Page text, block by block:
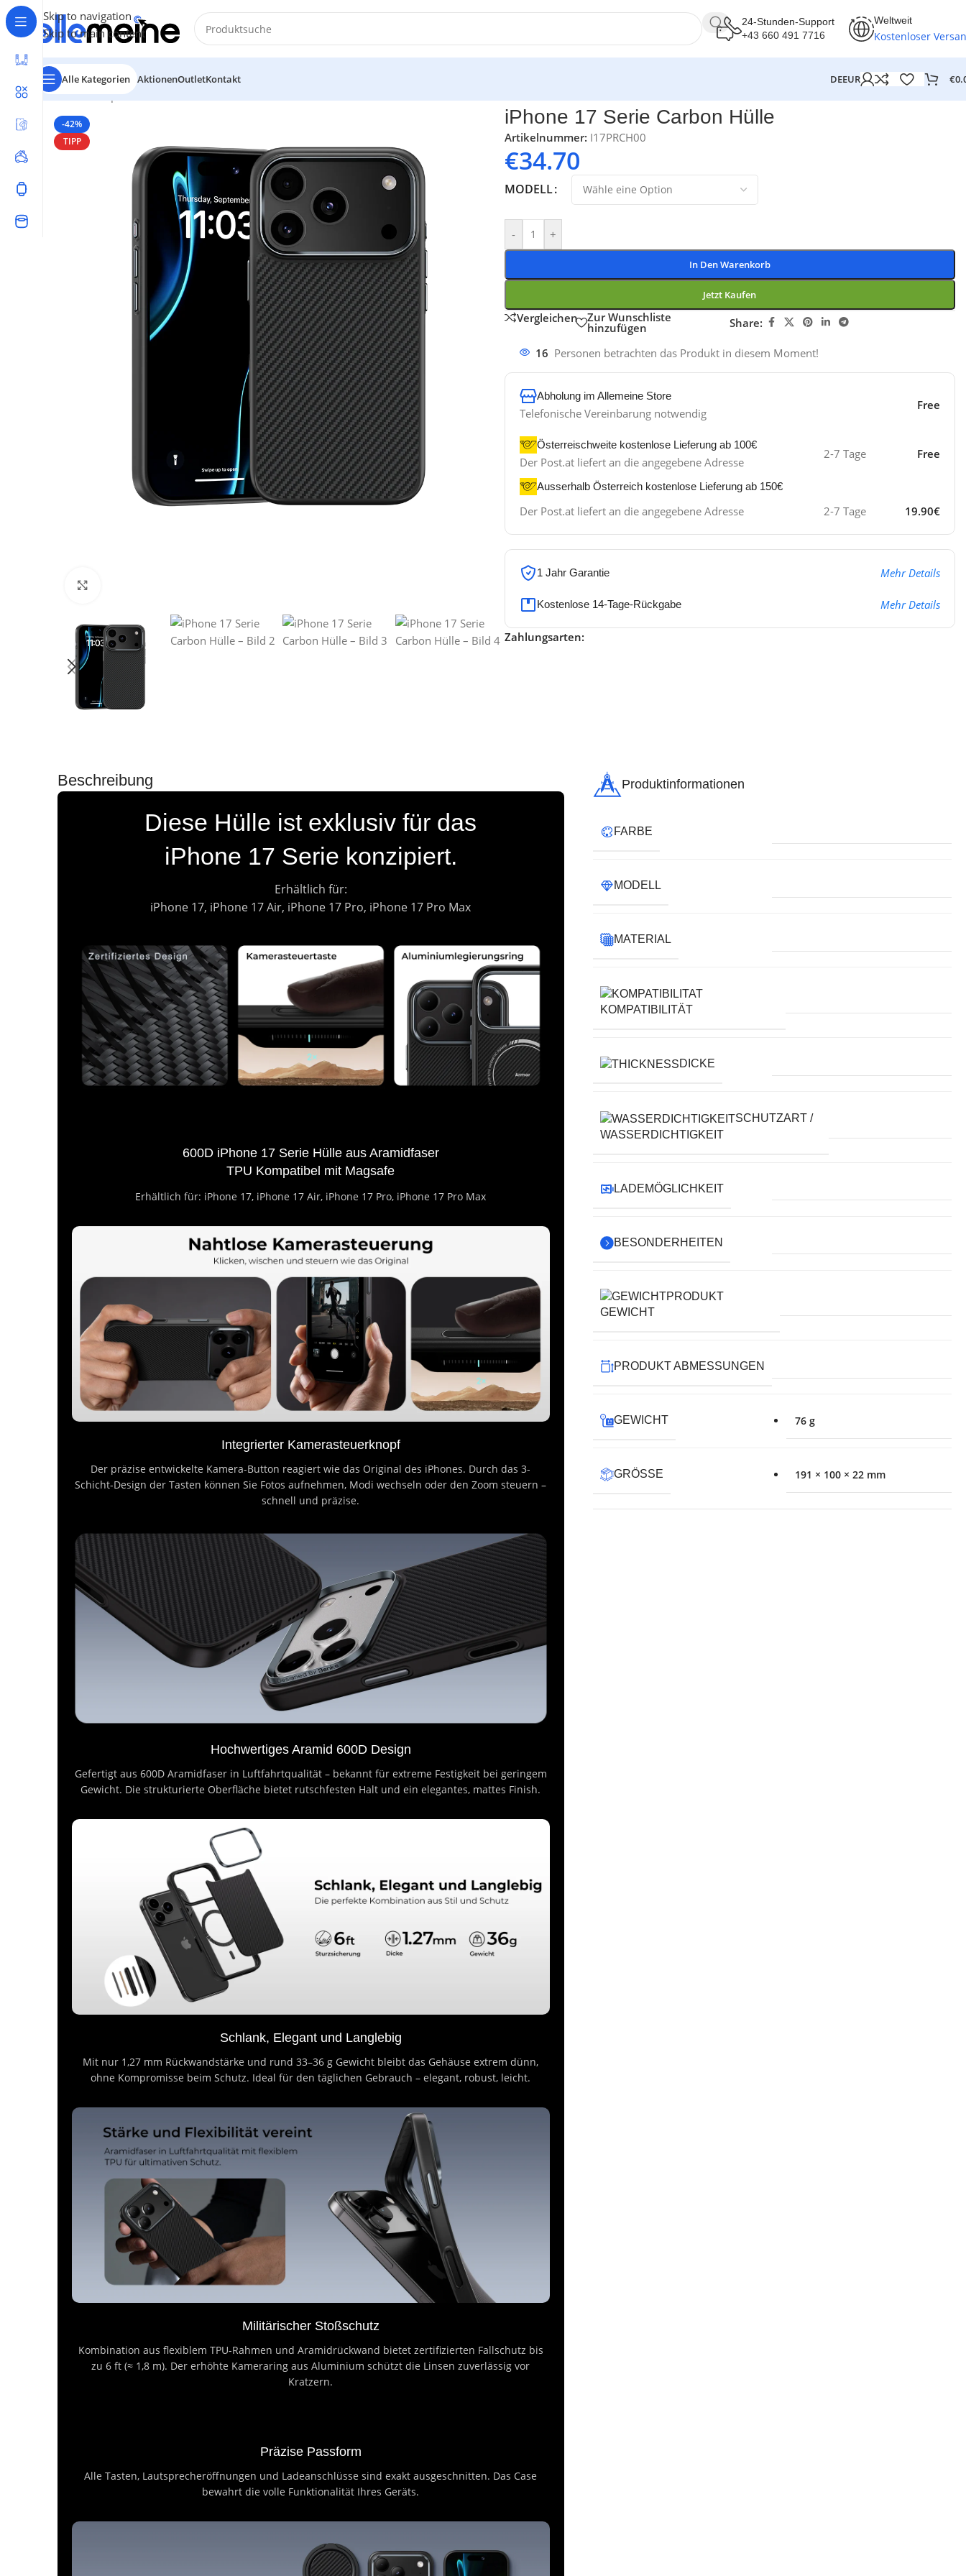
Skip to navigation
Skip to main content
24-Stunden-Support
+43 660 491 7716
Weltweit
Kostenloser
Alle Kategorien AktionenOutletKontakt DEEUR €
Start/Smartphones & Audio
-42%
TIPP
iPhone 17 Serie Carbon Hülle
Artikelnummer: I17PRCH00
€34.70
MODELL
- +
In Den Warenkorb
Jetzt Kaufen
Vergleichen Zur Wunschliste
hinzufügen Share:
16 Personen betrachten das Produkt in diesem Moment!
Abholung im Allemeine Store
Telefonische Vereinbarung notwendig
Free
Österreischweite kostenlose Lieferung ab 100€
Der Post.at liefert an die angegebene Adresse
2-7 Tage Free
Ausserhalb Österreich kostenlose Lieferung ab 150€
Der Post.at liefert an die angegebene Adresse 2-7 Tage 19.90€
1 Jahr Garantie Mehr Details
Kostenlose 14-Tage-Rückgabe Mehr Details
Zahlungsarten:
Beschreibung
Diese Hülle ist exklusiv für das
iPhone 17 Serie konzipiert.
Erhältlich für:
iPhone 17, iPhone 17 Air, iPhone 17 Pro, iPhone 17 Pro Max
600D iPhone 17 Serie Hülle aus Aramidfaser
TPU Kompatibel mit Magsafe
Erhältlich für: iPhone 17, iPhone 17 Air, iPhone 17 Pro, iPhone 17 Pro Max
Integrierter Kamerasteuerknopf
Der präzise entwickelte Kamera-Button reagiert wie das Original des iPhones. Durch das 3-
Schicht-Design der Tasten können Sie Fotos aufnehmen, Modi wechseln oder den Zoom steuern –
schnell und präzise.
Hochwertiges Aramid 600D Design
Gefertigt aus 600D Aramidfaser in Luftfahrtqualität – bekannt für extreme Festigkeit bei geringem
Gewicht. Die strukturierte Oberfläche bietet rutschfesten Halt und ein elegantes, mattes Finish.
Schlank, Elegant und Langlebig
Mit nur 1,27 mm Rückwandstärke und rund 33–36 g Gewicht bleibt das Gehäuse extrem dünn,
ohne Kompromisse beim Schutz. Ideal für den täglichen Gebrauch – elegant, robust, leicht.
Militärischer Stoßschutz
Kombination aus flexiblem TPU-Rahmen und Aramidrückwand bietet zertifizierten Fallschutz bis
zu 6 ft (≈ 1,8 m). Der erhöhte Kameraring aus Aluminium schützt die Linsen zuverlässig vor
Kratzern.
Präzise Passform
Alle Tasten, Lautsprecheröffnungen und Ladeanschlüsse sind exakt ausgeschnitten. Das Case
bewahrt die volle Funktionalität Ihres Geräts.
Produktinformationen
FARBE
MODELL
MATERIAL
KOMPATIBILITÄT
DICKE
SCHUTZART /
WASSERDICHTIGKEIT
LADEMÖGLICHKEIT
BESONDERHEITEN
PRODUKT
GEWICHT
PRODUKT ABMESSUNGEN
GEWICHT 76 g
GRÖSSE 191 × 100 × 22 mm